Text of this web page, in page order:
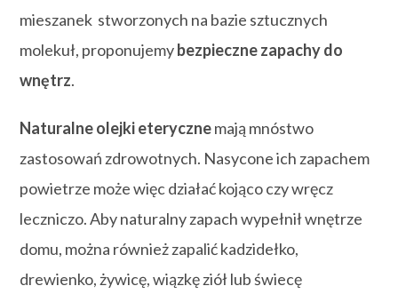
mieszanek stworzonych na bazie sztucznych
molekuł, proponujemybezpieczne zapachy do
wnętrz.
Naturalne olejki eterycznemają mnóstwo
zastosowań zdrowotnych. Nasycone ich zapachem
powietrze może więc działać kojąco czy wręcz
leczniczo. Aby naturalny zapach wypełnił wnętrze
domu, można również zapalić kadzidełko,
drewienko, żywicę, wiązkę ziół lub świecę